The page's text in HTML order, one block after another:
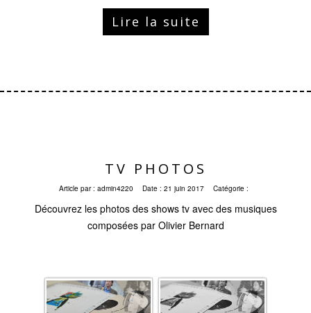
Lire la suite
TV PHOTOS
Article par : admin4220 Date : 21 juin 2017 Catégorie :
Découvrez les photos des shows tv avec des musiques
composées par Olivier Bernard